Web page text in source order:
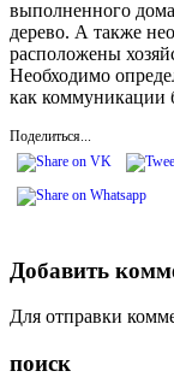
выполненного
дерево. А также
расположены
Необходимо
как коммуникации
Поделиться...
Добавить
Для отправки
поиск